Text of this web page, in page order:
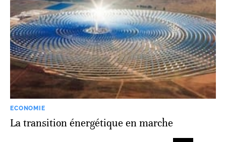
ECONOMIE
La transition énergétique en marche